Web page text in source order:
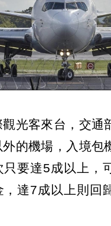
光客來台，交通
的機場，入境包
只要達5成以上，
，達7成以上則回